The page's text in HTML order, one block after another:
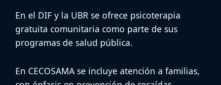
En el DIF y la UBR se ofrece psicoterapia
gratuita comunitaria como parte de sus
programas de salud pública.
En CECOSAMA se incluye atención a familias,